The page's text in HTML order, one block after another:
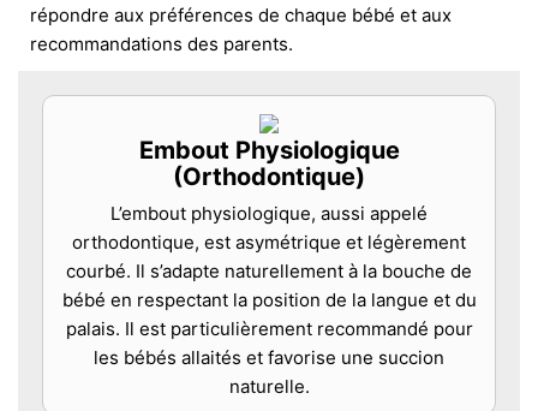
répondre aux préférences de chaque bébé et aux
recommandations des parents.
Embout Physiologique
(Orthodontique)
L’embout physiologique, aussi appelé
orthodontique, est asymétrique et légèrement
courbé. Il s’adapte naturellement à la bouche de
bébé en respectant la position de la langue et du
palais. Il est particulièrement recommandé pour
les bébés allaités et favorise une succion
naturelle.